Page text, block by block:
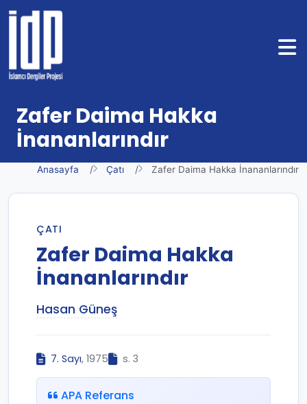
Zafer Daima Hakka
İnananlarındır
Anasayfa Çatı Zafer Daima Hakka İnananlarındır
ÇATI
Zafer Daima Hakka
İnananlarındır
Hasan Güneş
7. Sayı, 1975 s. 3
APA Referans